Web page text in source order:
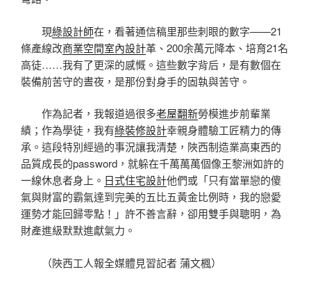
現綠設計師在，看著通信稿里那些刺眼的數字——21
條產線改商業空間室內設計革、200余萬元降本、培育21名
高徒……我有了更深的感慨。這些數字背后，是有數個在
裝備前苦守的晝夜，是那份對身手的固執與苦守。
作為記者，我報道過很多老屋翻新勞模進步前輩業
績；作為學徒，我有綠裝修設計幸親身體驗工匠精力的傳
承。這段特別經過的事況讓我清楚，陜西制造業高東西的
品質成長的password，就躲在千萬萬萬個像王黎洲如許的
一線休息者身上。 日式住宅設計他們或「只有當單戀的傻
氣與財富的霸氣達到完美的五比五黃金比例時，我的戀愛
運勢才能回歸零點！」許不善言辭，卻用雙手與聰明，為
財產進級默默進獻氣力。
（陜西工人報全媒體見習記者 蒲文楓）